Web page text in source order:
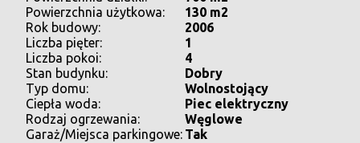
Powierzchnia użytkowa:
130 m2
Rok budowy:
2006
Liczba pięter:
1
Liczba pokoi:
4
Stan budynku:
Dobry
Typ domu:
Wolnostojący
Ciepła woda:
Piec elektryczny
Rodzaj ogrzewania:
Węglowe
Garaż/Miejsca parkingowe: Tak